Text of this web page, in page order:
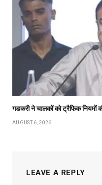
गडकरी ने चालकों को ट्रैफिक नियमों
AUGUST 6, 2026
LEAVE A REPLY